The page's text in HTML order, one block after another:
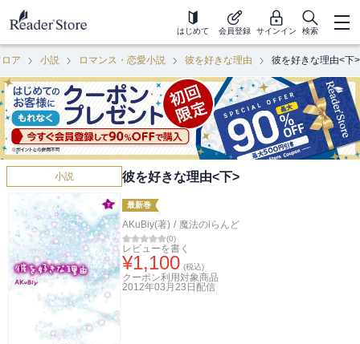
はじめて 会員登録 サインイン 検索
ア 小説 ロマンス・恋愛小説 彼を好きな理由 彼を好きな理由<下>
小説 彼を好きな理由<下>
最新巻
AKuBiy(著) / 魔法のiらんど
(0)
レビューを書く
¥1,100 (税込)
クーポン利用対象商品
2012年03月23日 配信